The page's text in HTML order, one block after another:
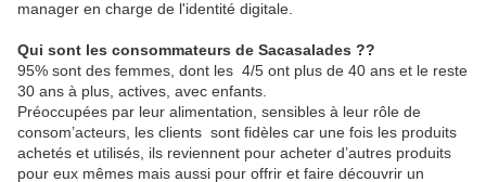
manager en charge de l'identité digitale.
Qui sont les consommateurs de Sacasalades ??
95% sont des femmes, dont les 4/5 ont plus de 40 ans et le reste
30 ans à plus, actives, avec enfants.
Préoccupées par leur alimentation, sensibles à leur rôle de
consom’acteurs, les clients sont fidèles car une fois les produits
achetés et utilisés, ils reviennent pour acheter d’autres produits
pour eux mêmes mais aussi pour offrir et faire découvrir un